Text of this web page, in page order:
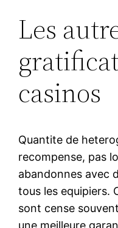
Les
casinos
Quantite de
recompense, pas
abandonnes avec
tous les equipiers.
sont cense
une meilleure